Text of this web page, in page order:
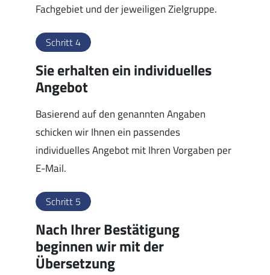
Fachgebiet und der jeweiligen Zielgruppe.
Schritt 4
Sie erhalten ein individuelles
Angebot
Basierend auf den genannten Angaben
schicken wir Ihnen ein passendes
individuelles Angebot mit Ihren Vorgaben per
E-Mail.
Schritt 5
Nach Ihrer Bestätigung
beginnen wir mit der
Übersetzung